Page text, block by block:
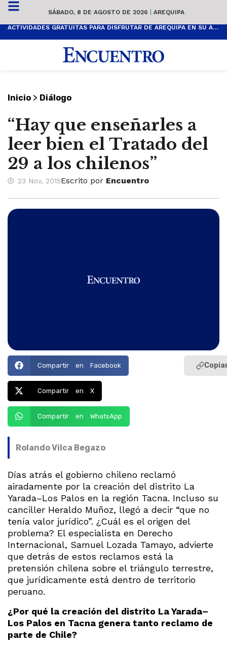
SÁBADO, 8 DE AGOSTO DE 2026 | AREQUIPA
ACTIVIDADES GRATUITAS PARA DISFRUTAR DE AREQUIPA EN SU ANIVERSARIO
Inicio > Diálogo
“Hay que enseñarles a
leer bien el Tratado del
29 a los chilenos”
23 Nov, 2015Escrito por Encuentro
Compartir en Facebook
Compartir en X
Compartir en WhatsApp
Rolando Vilca Begazo
Días atrás el gobierno chileno reclamó
airadamente por la creación del distrito La
Yarada–Los Palos en la región Tacna. Incluso su
canciller Heraldo Muñoz, llegó a decir “que no
tenía valor jurídico”. ¿Cuál es el origen del
problema? El especialista en Derecho
Internacional, Samuel Lozada Tamayo, advierte
que detrás de estos reclamos está la
pretensión chilena sobre el triángulo terrestre,
que jurídicamente está dentro de territorio
peruano.
¿Por qué la creación del distrito La Yarada–
Los Palos en Tacna genera tanto reclamo de
parte de Chile?